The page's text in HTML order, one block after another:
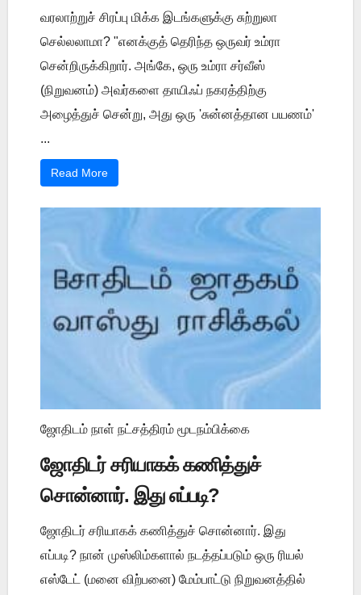
வரலாற்றுச் சிரப்பு மிக்க இடங்களுக்கு சுற்றுலா
செல்லலாமா? "எனக்குத் தெரிந்த ஒருவர் உம்ரா
சென்றிருக்கிறார். அங்கே, ஒரு உம்ரா சர்வீஸ்
(நிறுவனம்) அவர்களை தாயிஃப் நகரத்திற்கு
அழைத்துச் சென்று, அது ஒரு 'சுன்னத்தான பயணம்'
...
Read More
ஜோதிடம் நாள் நட்சத்திரம் மூடநம்பிக்கை
ஜோதிடர் சரியாகக் கணித்துச்
சொன்னார். இது எப்படி?
ஜோதிடர் சரியாகக் கணித்துச் சொன்னார். இது
எப்படி? நான் முஸ்லிம்களால் நடத்தப்படும் ஒரு ரியல்
எஸ்டேட் (மனை விற்பனை) மேம்பாட்டு நிறுவனத்தில்